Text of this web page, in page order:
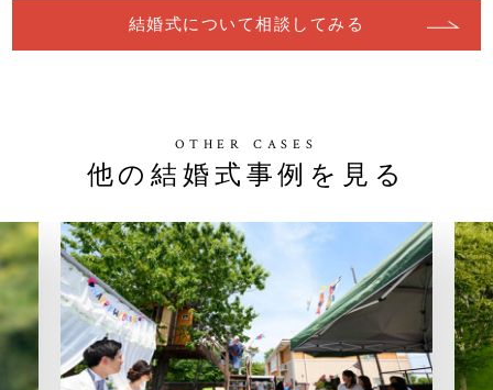
結婚式について相談してみる
OTHER CASES
他の結婚式事例を見る